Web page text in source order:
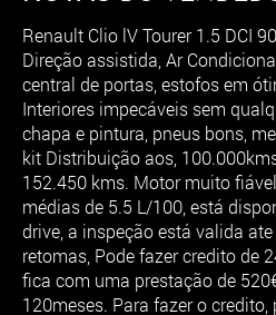
Renault Clio lV Tourer 1.5 DCI
Direção assistida, Ar
central de portas, estofos em
Interiores impecáveis sem
chapa e pintura, pneus bons,
kit Distribuição aos,
152.450 kms. Motor muito
médias de 5.5 L/100, está
drive, a inspeção está valida
retomas, Pode fazer credito de
fica com uma prestação de
120meses. Para fazer o credito,